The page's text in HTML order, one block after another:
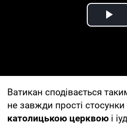
Ватикан сподівається
не завжди прості
католицькою церквою і